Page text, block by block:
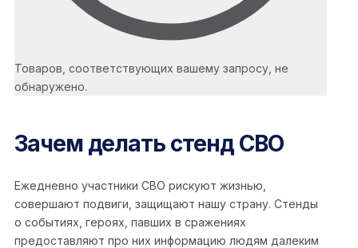
Товаров, соответствующих вашему запросу, не
обнаружено.
Зачем делать стенд СВО
Ежедневно участники СВО рискуют жизнью,
совершают подвиги, защищают нашу страну. Стенды
о событиях, героях, павших в сражениях
предоставляют про них информацию людям далеким